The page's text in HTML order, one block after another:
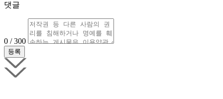
댓글
0 / 300